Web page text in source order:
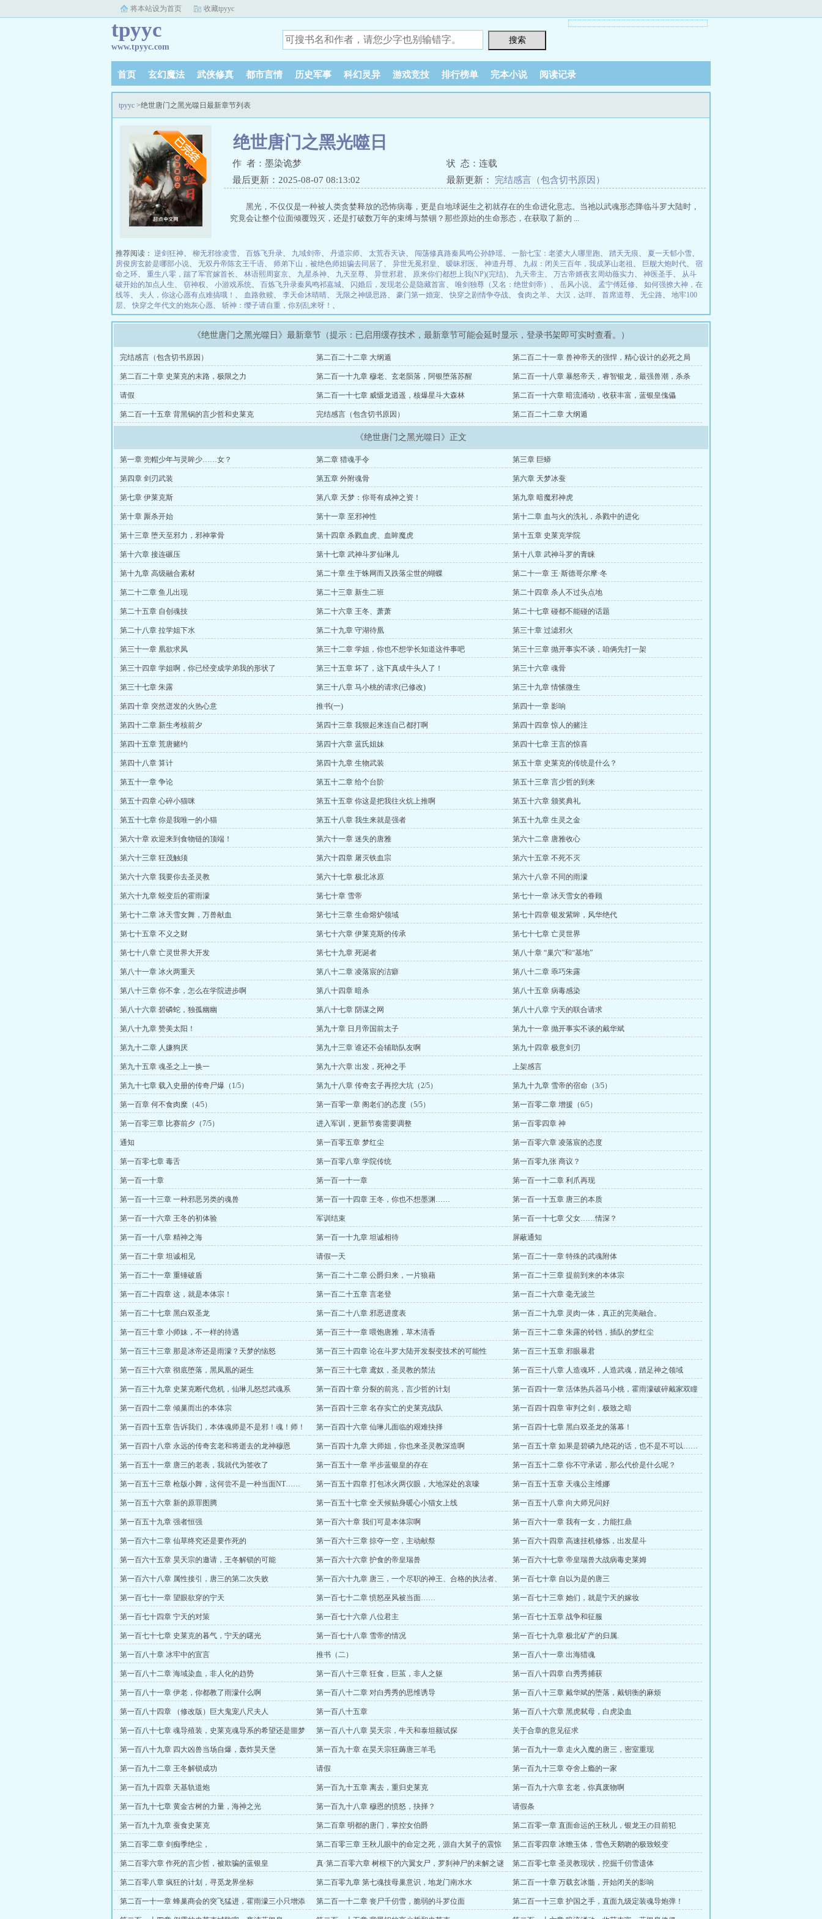
将本站设为首页 收藏tpyyc
tpyyc
www.tpyyc.com
首页 玄幻魔法 武侠修真 都市言情 历史军事 科幻灵异 游戏竞技 排行榜单 完本小说 阅读记录
tpyyc >绝世唐门之黑光噬日最新章节列表
绝世唐门之黑光噬日
作 者：墨染诡梦
状 态：连载
最后更新：2025-08-07 08:13:02
最新更新： 完结感言（包含切书原因）
黑光，不仅仅是一种被人类贪婪释放的恐怖病毒，更是自地球诞生之初就存在的生命进化意志。当祂以武魂形态降临斗罗大陆时，
究竟会让整个位面倾覆毁灭，还是打破数万年的束缚与禁锢？那些原始的生命形态，在获取了新的 ...
推荐阅读： 逆剑狂神、 柳无邪徐凌雪、 百炼飞升录、 九域剑帝、 丹道宗师、 太荒吞天诀、 闯荡修真路秦凤鸣公孙静瑶、 一胎七宝：老婆大人哪里跑、 踏天无痕、 夏一天郁小雪、
房俊房玄龄是哪部小说、 无双丹帝陈玄王千语、 师弟下山，被绝色师姐骗去同居了 、 异世无冕邪皇、 暧昧邪医、 神道丹尊、 九叔：闭关三百年，我成茅山老祖 、 巨舰大炮时代、 宿
命之环、 重生八零，踹了军官嫁首长、 林语熙周宴京、 九星杀神、 九天至尊、 异世邪君、 原来你们都想上我(NP)(完结)、 九天帝主、 万古帝婿夜玄周幼薇实力 、 神医圣手、 从斗
破开始的加点人生、 窃神权、 小游戏系统、 百炼飞升录秦凤鸣祁嘉城、 闪婚后，发现老公是隐藏首富、 唯剑独尊（又名：绝世剑帝） 、 岳风小说、 孟宁傅廷修、 如何强撩大神，在
线等、 夫人，你这心愿有点难搞哦！ 、 血路救赎、 李天命沐晴晴、 无限之神级思路、 豪门第一婚宠、 快穿之剧情争夺战、 食肉之羊、 大汉，达咩、 首席道尊、 无尘路、 地牢100
层、 快穿之年代文的炮灰心愿、 斩神：缨子请自重，你别乱来呀！ 、
《绝世唐门之黑光噬日》最新章节（提示：已启用缓存技术，最新章节可能会延时显示，登录书架即可实时查看。）
完结感言（包含切书原因） 第二百二十二章 大纲遁 第二百二十一章 兽神帝天的强悍，精心设计的必死之局
第二百二十章 史莱克的末路，极限之力 第二百一十九章 穆老、玄老陨落，阿银堕落苏醒
第二百一十八章 暴怒帝天，睿智银龙，最强兽潮，杀杀
杀！
请假 第二百一十七章 威慑龙逍遥，核爆星斗大森林 第二百一十六章 暗流涌动，收获丰富，蓝银皇傀儡
第二百一十五章 背黑锅的言少哲和史莱克 完结感言（包含切书原因） 第二百二十二章 大纲遁
《绝世唐门之黑光噬日》正文
第一章 兜帽少年与灵眸少……女？ 第二章 猎魂手令 第三章 巨蟒
第四章 剑刃武装 第五章 外附魂骨 第六章 天梦冰蚕
第七章 伊莱克斯 第八章 天梦：你哥有成神之资！ 第九章 暗魔邪神虎
第十章 厮杀开始 第十一章 至邪神性 第十二章 血与火的洗礼，杀戮中的进化
第十三章 堕天至邪力，邪神掌骨 第十四章 杀戮血虎、血眸魔虎 第十五章 史莱克学院
第十六章 接连碾压 第十七章 武神斗罗仙琳儿 第十八章 武神斗罗的青睐
第十九章 高级融合素材 第二十章 生于蛛网而又跌落尘世的蝴蝶 第二十一章 王·斯德哥尔摩·冬
第二十二章 鱼儿出现 第二十三章 新生二班 第二十四章 杀人不过头点地
第二十五章 自创魂技 第二十六章 王冬、萧萧 第二十七章 碰都不能碰的话题
第二十八章 拉学姐下水 第二十九章 守湖待凰 第三十章 过滤邪火
第三十一章 凰欲求凤 第三十二章 学姐，你也不想学长知道这件事吧 第三十三章 抛开事实不谈，咱俩先打一架
第三十四章 学姐啊，你已经变成学弟我的形状了 第三十五章 坏了，这下真成牛头人了！ 第三十六章 魂骨
第三十七章 朱露 第三十八章 马小桃的请求(已修改) 第三十九章 情愫微生
第四十章 突然迸发的火热心意 推书(一) 第四十一章 影响
第四十二章 新生考核前夕 第四十三章 我狠起来连自己都打啊 第四十四章 惊人的赌注
第四十五章 荒唐赌约 第四十六章 蓝氏姐妹 第四十七章 王言的惊喜
第四十八章 算计 第四十九章 生物武装 第五十章 史莱克的传统是什么？
第五十一章 争论 第五十二章 给个台阶 第五十三章 言少哲的到来
第五十四章 心碎小猫咪 第五十五章 你这是把我往火炕上推啊 第五十六章 颁奖典礼
第五十七章 你是我唯一的小猫 第五十八章 我生来就是强者 第五十九章 生灵之金
第六十章 欢迎来到食物链的顶端！ 第六十一章 迷失的唐雅 第六十二章 唐雅收心
第六十三章 狂茂触须 第六十四章 屠灭铁血宗 第六十五章 不死不灭
第六十六章 我要你去圣灵教 第六十七章 极北冰原 第六十八章 不同的雨濛
第六十九章 蜕变后的霍雨濛 第七十章 雪帝 第七十一章 冰天雪女的眷顾
第七十二章 冰天雪女舞，万兽献血 第七十三章 生命熔炉领域 第七十四章 银发紫眸，风华绝代
第七十五章 不义之财 第七十六章 伊莱克斯的传承 第七十七章 亡灵世界
第七十八章 亡灵世界大开发 第七十九章 死诞者 第八十章 “巢穴”和“基地”
第八十一章 冰火两重天 第八十二章 凌落宸的洁癖 第八十二章 乖巧朱露
第八十三章 你不拿，怎么在学院进步啊 第八十四章 暗杀 第八十五章 病毒感染
第八十六章 碧磷蛇，独孤幽幽 第八十七章 阴谋之网 第八十八章 宁天的联合请求
第八十九章 赞美太阳！ 第九十章 日月帝国前太子 第九十一章 抛开事实不谈的戴华斌
第九十二章 人嫌狗厌 第九十三章 谁还不会辅助队友啊 第九十四章 极意剑刃
第九十五章 魂圣之上一换一 第九十六章 出发，死神之手 上架感言
第九十七章 载入史册的传奇尸爆（1/5） 第九十八章 传奇玄子再挖大坑（2/5） 第九十九章 雪帝的宿命（3/5）
第一百章 何不食肉糜（4/5） 第一百零一章 阁老们的态度（5/5） 第一百零二章 增援（6/5）
第一百零三章 比赛前夕（7/5） 进入军训，更新节奏需要调整 第一百零四章 神
通知 第一百零五章 梦红尘 第一百零六章 凌落宸的态度
第一百零七章 毒舌 第一百零八章 学院传统 第一百零九张 商议？
第一百一十章 第一百一十一章 第一百一十二章 利爪再现
第一百一十三章 一种邪恶另类的魂兽 第一百一十四章 王冬，你也不想墨渊…… 第一百一十五章 唐三的本质
第一百一十六章 王冬的初体验 军训结束 第一百一十七章 父女……情深？
第一百一十八章 精神之海 第一百一十九章 坦诚相待 屏蔽通知
第一百二十章 坦诚相见 请假一天 第一百二十一章 特殊的武魂附体
第一百二十一章 重锤破盾 第一百二十二章 公爵归来，一片狼藉 第一百二十三章 提前到来的本体宗
第一百二十四章 这，就是本体宗！ 第一百二十五章 言老登 第一百二十六章 毫无波兰
第一百二十七章 黑白双圣龙 第一百二十八章 邪恶进度表 第一百二十九章 灵肉一体，真正的完美融合。
第一百三十章 小师妹，不一样的待遇 第一百三十一章 喂饱唐雅，草木清香 第一百三十二章 朱露的铃铛，插队的梦红尘
第一百三十三章 那是冰帝还是雨濛？天梦的恼怒 第一百三十四章 论在斗罗大陆开发裂变技术的可能性 第一百三十五章 邪眼暴君
第一百三十六章 彻底堕落，黑凤凰的诞生 第一百三十七章 鸢奴，圣灵教的禁法 第一百三十八章 人造魂环，人造武魂，踏足神之领域
第一百三十九章 史莱克断代危机，仙琳儿怒怼武魂系 第一百四十章 分裂的前兆，言少哲的计划 第一百四十一章 活体热兵器马小桃，霍雨濛破碎戴家双瞳
第一百四十二章 倾巢而出的本体宗 第一百四十三章 名存实亡的史莱克战队 第一百四十四章 审判之剑，极致之暗
第一百四十五章 告诉我们，本体魂师是不是邪！魂！师！ 第一百四十六章 仙琳儿面临的艰难抉择 第一百四十七章 黑白双圣龙的落幕！
第一百四十八章 永远的传奇玄老和将逝去的龙神穆恩 第一百四十九章 大师姐，你也来圣灵教深造啊 第一百五十章 如果是碧磷九绝花的话，也不是不可以……
第一百五十一章 唐三的老表，我就代为签收了 第一百五十一章 半步蓝银皇的存在 第一百五十二章 你不守承诺，那么代价是什么呢？
第一百五十三章 枪版小舞，这何尝不是一种当面NT…… 第一百五十四章 打包冰火两仪眼，大地深处的哀嚎 第一百五十五章 天魂公主维娜
第一百五十六章 新的原罪图腾 第一百五十七章 全天候贴身暖心小猫女上线 第一百五十八章 向大师兄问好
第一百五十九章 强者恒强 第一百六十章 我们可是本体宗啊 第一百六十一章 我有一女，力能扛鼎
第一百六十二章 仙草终究还是要作死的 第一百六十三章 掠夺一空，主动献祭 第一百六十四章 高速挂机修炼，出发星斗
第一百六十五章 昊天宗的邀请，王冬解锁的可能 第一百六十六章 护食的帝皇瑞兽 第一百六十七章 帝皇瑞兽大战病毒史莱姆
第一百六十八章 属性接引，唐三的第二次失败
第一百六十九章 唐三，一个尽职的神王、合格的执法者、
慈祥的父亲。
第一百七十章 自以为是的唐三
第一百七十一章 望眼欲穿的宁天 第一百七十二章 愤怒巫风被当面…… 第一百七十三章 她们，就是宁天的嫁妆
第一百七十四章 宁天的对策 第一百七十六章 八位君主 第一百七十五章 战争和征服
第一百七十七章 史莱克的暮气，宁天的曙光 第一百七十八章 雪帝的情况 第一百七十九章 极北矿产的归属.
第一百八十章 冰牢中的宣言 推书（二） 第一百八十一章 出海猎魂
第一百八十二章 海域染血，非人化的趋势 第一百八十三章 狂食，巨茧，非人之躯 第一百八十四章 白秀秀捕获
第一百八十一章 伊老，你都教了雨濛什么啊 第一百八十二章 对白秀秀的思维诱导 第一百八十三章 戴华斌的堕落，戴钥衡的麻烦
第一百八十四章 （修改版）巨大鬼宠八尺夫人 第一百八十五章 第一百八十六章 黑虎弑母，白虎染血
第一百八十七章 魂导殖装，史莱克魂导系的希望还是噩梦 第一百八十八章 昊天宗，牛天和泰坦额试探 关于合章的意见征求
第一百八十九章 四大凶兽当场自爆，轰炸昊天堡 第一百九十章 在昊天宗狂薅唐三羊毛 第一百九十一章 走火入魔的唐三，密室重现
第一百九十二章 王冬解锁成功 请假 第一百九十三章 夺舍上瘾的一家
第一百九十四章 天基轨道炮 第一百九十五章 离去，重归史莱克 第一百九十六章 玄老，你真废物啊
第一百九十七章 黄金古树的力量，海神之光 第一百九十八章 穆恩的愤怒，抉择？ 请假条
第一百九十九章 蚕食史莱克 第二百章 明都的唐门，掌控女伯爵 第二百零一章 直面命运的王秋儿，银龙王の目前犯
第二百零二章 剑痴季绝尘， 第二百零三章 王秋儿眼中的命定之死，源自大舅子的震惊 第二百零四章 冰蟾玉体，雪色天鹅吻的极致蜕变
第二百零六章 作死的言少哲，被欺骗的蓝银皇 真·第二百零六章 树根下的六翼女尸，罗刹神尸的未解之谜 第二百零七章 圣灵教现状，挖掘千仞雪遗体
第二百零八章 疯狂的计划，寻觅龙界坐标 第二百零九章 第七魂技母巢意识，地龙门南水水 第二百一十章 万载玄冰髓，开始闭关的影响
第二百一十一章 蜂巢商会的突飞猛进，霍雨濛三小只增添
新成员
第二百一十二章 丧尸千仞雪，脆弱的斗罗位面 第二百一十三章 护国之手，直面九级定装魂导炮弹！